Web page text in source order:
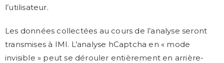
l’utilisateur.
Les données collectées au cours de l’analyse seront
transmises à IMI. L’analyse hCaptcha en « mode
invisible » peut se dérouler entièrement en arrière-